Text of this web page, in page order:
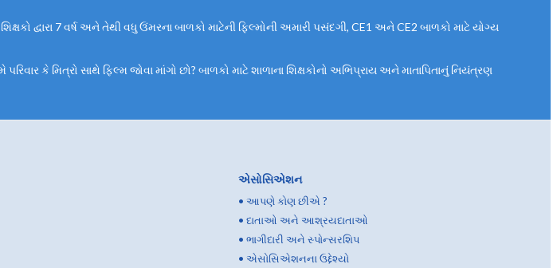
દ્વારા 7 વર્ષ અને તેથી વધુ ઉંમરના બાળકો માટેની ફિલ્મોની અમારી પસંદગી, CE1 અને CE2 બાળકો માટે યોગ્ય
કે મિત્રો સાથે ફિલ્મ જોવા માંગો છો? બાળકો માટે શાળાના શિક્ષકોનો અભિપ્રાય અને માતાપિતાનું નિયંત્રણ
એસોસિએશન
• આપણે કોણ છીએ ?
• દાતાઓ અને આશ્રયદાતાઓ
• ભાગીદારી અને સ્પોન્સરશિપ
• એસોસિએશનના ઉદ્દેશ્યો